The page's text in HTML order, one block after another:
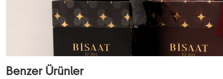
Benzer Ürünler